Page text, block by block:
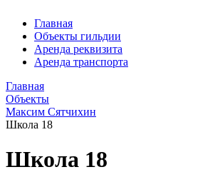
Главная
Объекты гильдии
Аренда реквизита
Аренда транспорта
Главная
Объекты
Максим Сятчихин
Школа 18
Школа 18